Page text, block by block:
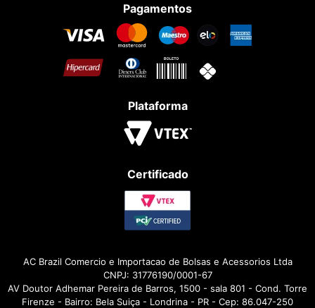
Pagamentos
Plataforma
Certificado
AC Brazil Comercio e Importacao de Bolsas e Acessorios Ltda
CNPJ: 31776190/0001-67
AV Doutor Adhemar Pereira de Barros, 1500 - sala 801 - Cond. Torre
Firenze - Bairro: Bela Suiça - Londrina - PR - Cep: 86.047-250